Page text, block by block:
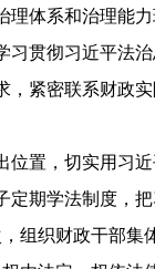
体系和治理能力
习贯彻习近平法
，紧密联系财政
位置，切实用习
定期学法制度，
组织财政干部集